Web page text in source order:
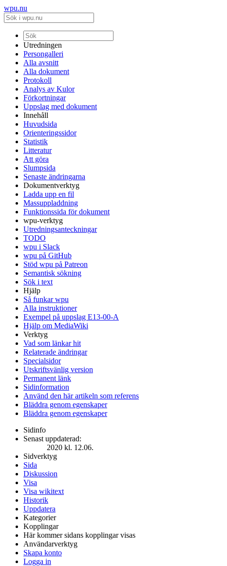
wpu.nu
Utredningen
Persongalleri
Alla avsnitt
Alla dokument
Protokoll
Analys av Kulor
Förkortningar
Uppslag med dokument
Innehåll
Huvudsida
Orienteringssidor
Statistik
Litteratur
Att göra
Slumpsida
Senaste ändringarna
Dokumentverktyg
Ladda upp en fil
Massuppladdning
Funktionssida för dokument
wpu-verktyg
Utredningsanteckningar
TODO
wpu i Slack
wpu på GitHub
Stöd wpu på Patreon
Semantisk sökning
Sök i text
Hjälp
Så funkar wpu
Alla instruktioner
Exempel på uppslag E13-00-A
Hjälp om MediaWiki
Verktyg
Vad som länkar hit
Relaterade ändringar
Specialsidor
Utskriftsvänlig version
Permanent länk
Sidinformation
Använd den här artikeln som referens
Bläddra genom egenskaper
Bläddra genom egenskaper
Sidinfo
Senast uppdaterad:
2020 kl. 12.06.
Sidverktyg
Sida
Diskussion
Visa
Visa wikitext
Historik
Uppdatera
Kategorier
Kopplingar
Här kommer sidans kopplingar visas
Användarverktyg
Skapa konto
Logga in